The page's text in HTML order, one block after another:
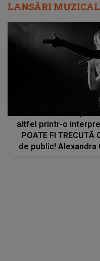
LANSĂRI
De această dată,
altfel printr-o
POATE FI TRECUTĂ
de public! Alexandra